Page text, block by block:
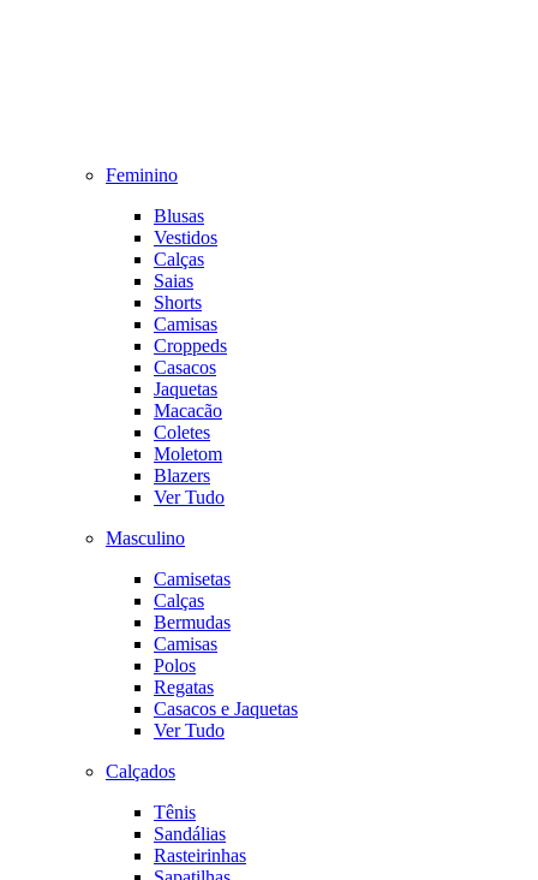
Feminino
Blusas
Vestidos
Calças
Saias
Shorts
Camisas
Croppeds
Casacos
Jaquetas
Macacão
Coletes
Moletom
Blazers
Ver Tudo
Masculino
Camisetas
Calças
Bermudas
Camisas
Polos
Regatas
Casacos e Jaquetas
Ver Tudo
Calçados
Tênis
Sandálias
Rasteirinhas